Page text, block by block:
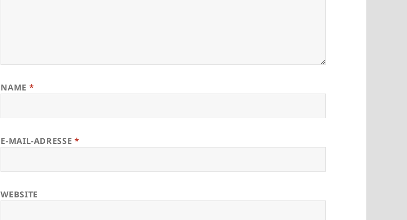
NAME *
E-MAIL-ADRESSE *
WEBSITE